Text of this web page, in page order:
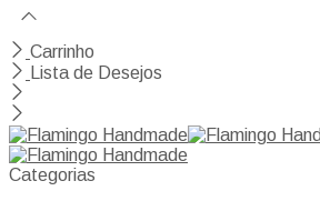
Carrinho
Lista de Desejos
Categorias